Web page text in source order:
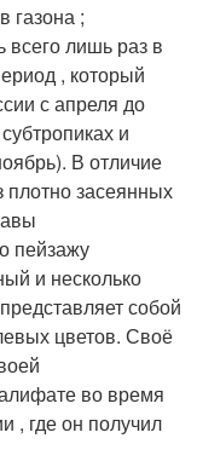
газона ;
всего лишь раз в
, который
с апреля до
и
В отличие
плотно засеянных
пейзажу
и несколько
собой
цветов. Своё
во время
, где он получил